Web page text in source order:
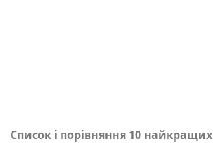
Список і порівняння 10 найкращих